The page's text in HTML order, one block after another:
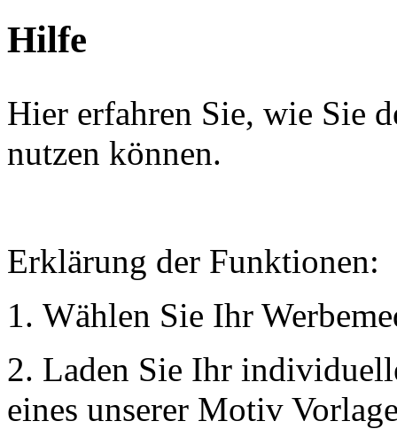
Hilfe
Hier erfahren Sie, wie Sie
nutzen können.
Erklärung der Funktionen:
1. Wählen Sie Ihr
2. Laden Sie Ihr
eines unserer Motiv